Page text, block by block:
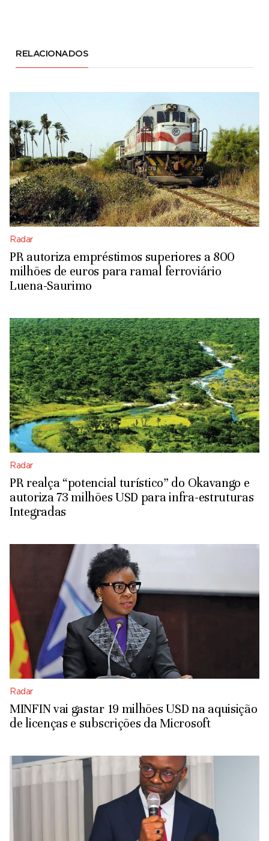
RELACIONADOS
Radar
PR autoriza empréstimos superiores a 800
milhões de euros para ramal ferroviário
Luena-Saurimo
Radar
PR realça “potencial turístico” do Okavango e
autoriza 73 milhões USD para infra-estruturas
Integradas
Radar
MINFIN vai gastar 19 milhões USD na aquisição
de licenças e subscrições da Microsoft